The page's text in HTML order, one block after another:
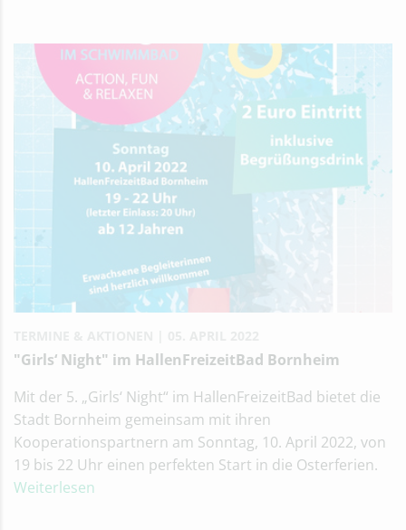
"Girls‘ Night" im HallenFreizeitBad Bornheim
Mit der 5. „Girls‘ Night“ im HallenFreizeitBad bietet die
Stadt Bornheim gemeinsam mit ihren
Kooperationspartnern am Sonntag, 10. April 2022, von
19 bis 22 Uhr einen perfekten Start in die Osterferien.
Weiterlesen